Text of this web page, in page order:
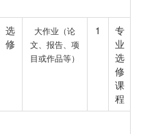
选
修
大作业（论
文、报告、项
目或作品等）
1
专
业
选
修
课
程